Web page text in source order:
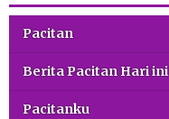
Pacitan
Berita Pacitan Hari ini
Pacitanku